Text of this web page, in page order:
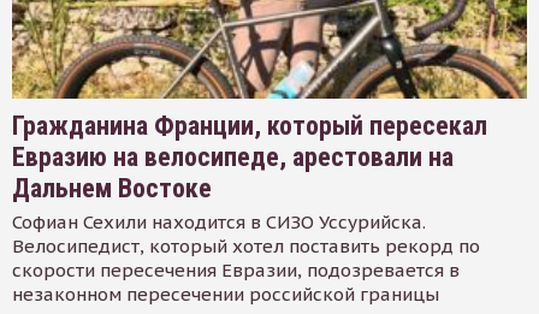
Гражданина Франции, который пересекал
Евразию на велосипеде, арестовали на
Дальнем Востоке
Софиан Сехили находится в СИЗО Уссурийска.
Велосипедист, который хотел поставить рекорд по
скорости пересечения Евразии, подозревается в
незаконном пересечении российской границы